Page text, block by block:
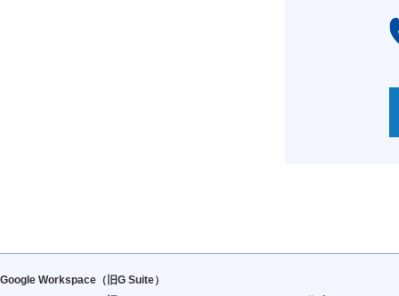
Google Workspace（旧G Suite）